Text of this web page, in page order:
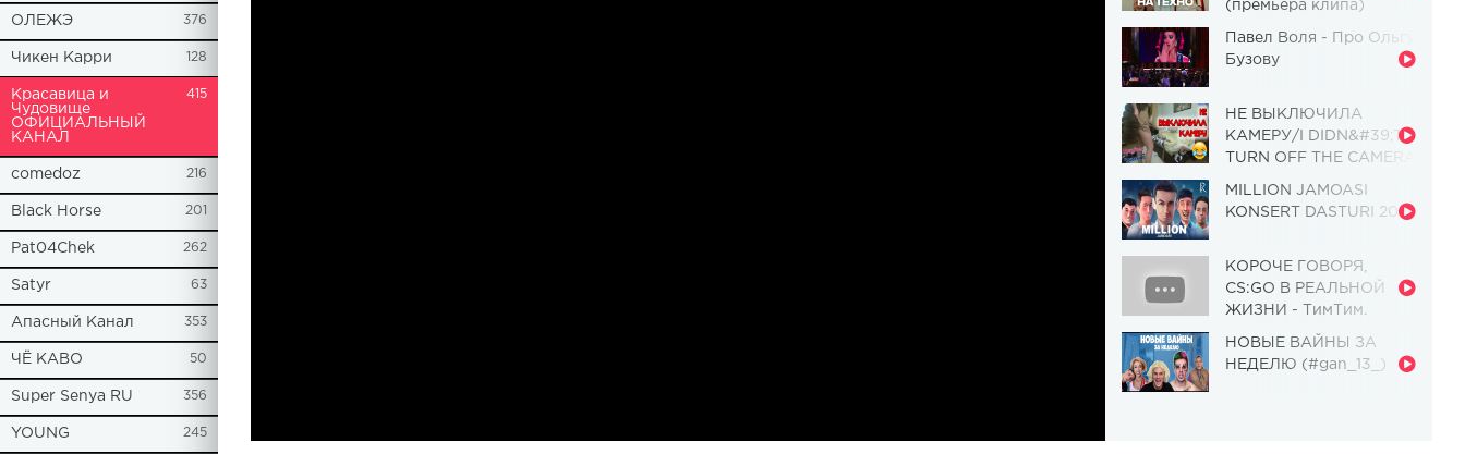
ОЛЕЖЭ 376
Чикен Карри 128
Красавица и
Чудовище
ОФИЦИАЛЬНЫЙ
КАНАЛ
415
comedoz 216
Black Horse 201
Pat04Chek 262
Satyr 63
Апасный Канал 353
ЧЁ КАВО 50
Super Senya RU 356
YOUNG 245
(премьера клипа)
Павел Воля - Про Ольгу
Бузову
НЕ ВЫКЛЮЧИЛА
КАМЕРУ/I DIDN&#39;T
TURN OFF THE CAMERA
Чудовище] (Выпуск 110)
MILLION JAMOASI
KONSERT DASTURI 2019
КОРОЧЕ ГОВОРЯ,
CS:GO В РЕАЛЬНОЙ
ЖИЗНИ - ТимТим.
НОВЫЕ ВАЙНЫ ЗА
НЕДЕЛЮ (#gan_13_)